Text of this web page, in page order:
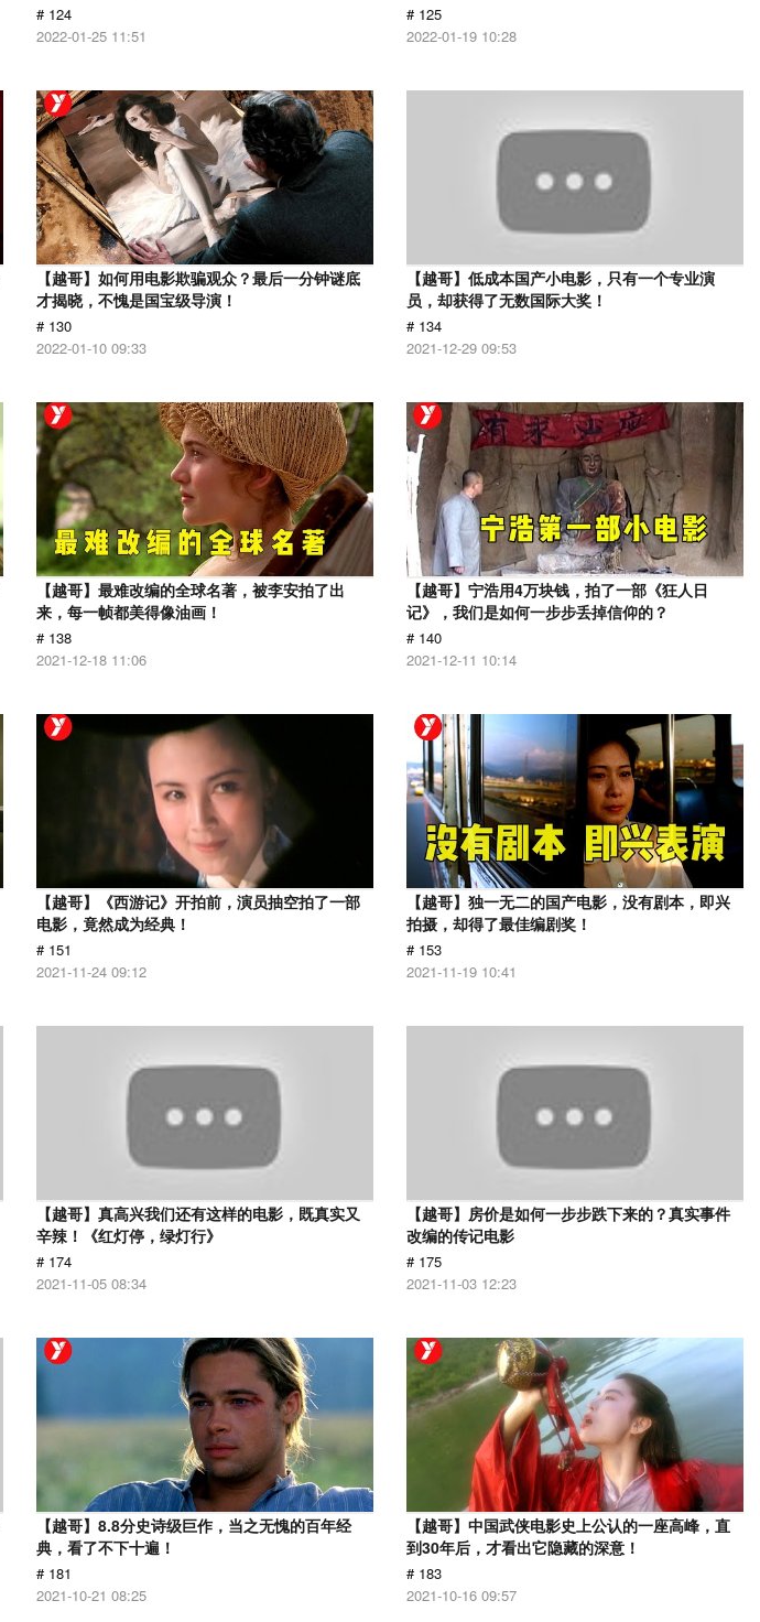
# 124
2022-01-25 11:51
# 125
2022-01-19 10:28
【越哥】如何用电影欺骗观众？最后一分钟谜底
才揭晓，不愧是国宝级导演！
# 130
2022-01-10 09:33
【越哥】低成本国产小电影，只有一个专业演
员，却获得了无数国际大奖！
# 134
2021-12-29 09:53
【越哥】最难改编的全球名著，被李安拍了出
来，每一帧都美得像油画！
# 138
2021-12-18 11:06
【越哥】宁浩用4万块钱，拍了一部《狂人日
记》，我们是如何一步步丢掉信仰的？
# 140
2021-12-11 10:14
【越哥】《西游记》开拍前，演员抽空拍了一部
电影，竟然成为经典！
# 151
2021-11-24 09:12
【越哥】独一无二的国产电影，没有剧本，即兴
拍摄，却得了最佳编剧奖！
# 153
2021-11-19 10:41
【越哥】真高兴我们还有这样的电影，既真实又
辛辣！《红灯停，绿灯行》
# 174
2021-11-05 08:34
【越哥】房价是如何一步步跌下来的？真实事件
改编的传记电影
# 175
2021-11-03 12:23
【越哥】8.8分史诗级巨作，当之无愧的百年经
典，看了不下十遍！
# 181
2021-10-21 08:25
【越哥】中国武侠电影史上公认的一座高峰，直
到30年后，才看出它隐藏的深意！
# 183
2021-10-16 09:57